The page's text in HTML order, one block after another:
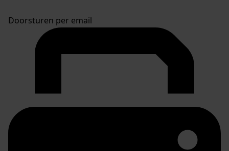
Doorsturen per email